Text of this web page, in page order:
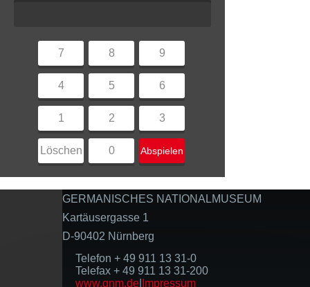
7 8 9
4 5 6
1 2 3
Löschen 0 Abspielen
GERMANISCHES NATIONALMUSEUM
Kartäusergasse 1
D-90402 Nürnberg
Telefon + 49 911 13 31-0
Telefax + 49 911 13 31-200
www.gnm.de Impressum